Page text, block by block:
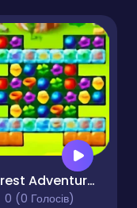
Forest Adventure Match 3
0 (0 Голосів)